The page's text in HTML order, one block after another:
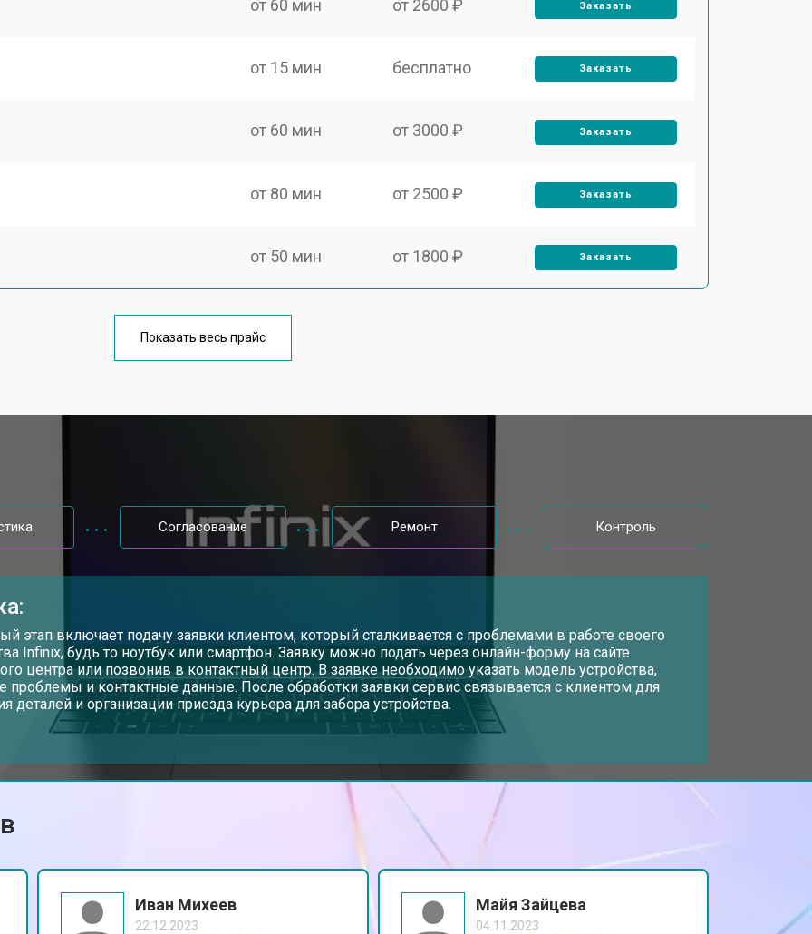
от 60 мин от 2600 ₽ Заказать
от 15 мин бесплатно Заказать
от 60 мин от 3000 ₽ Заказать
от 80 мин от 2500 ₽ Заказать
от 50 мин от 1800 ₽ Заказать
от 100 мин
от 40 мин от 950 ₽ Заказать
от 60 мин от 3300 ₽ Заказать
от 110 мин от 3800 ₽
от 2900 ₽
Показать весь прайс
Согласование Ремонт Контроль
этап включает подачу заявки клиентом, который сталкивается с проблемами в работе своего
Infinix, будь то ноутбук или смартфон. Заявку можно подать через онлайн-форму на сайте
центра или позвонив в контактный центр. В заявке необходимо указать модель устройства,
проблемы и контактные данные. После обработки заявки сервис связывается с клиентом для
деталей и организации приезда курьера для забора устройства.
Иван Михеев
22.12.2023
Майя Зайцева
04.11.2023